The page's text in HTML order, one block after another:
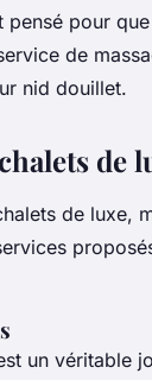
pour
de
nid douillet.
de
de luxe,
un véritable